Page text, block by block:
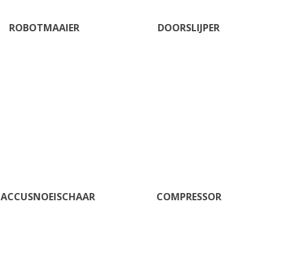
ROBOTMAAIER DOORSLIJPER
ACCUSNOEISCHAAR COMPRESSOR